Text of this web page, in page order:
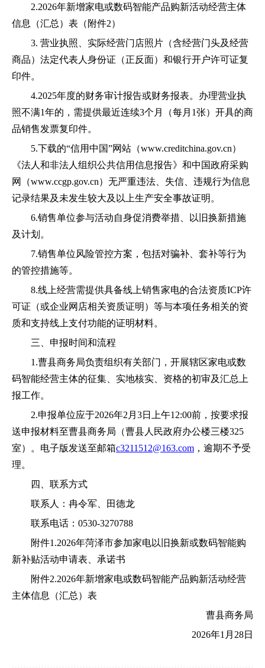
2.2026年新增家电或数码智能产品购新活动经营主体
信息
（汇总）表（附件2）
3. 营业执照、 实际经营门店照片（含经营门头及经营
商品） 法定代表人身份证（正反面）和银行开户许可证复
印件。
4.2025年度的财务审计报告或财务报表。 办理营业执
照不满1年的，需提供最近连续3个月（每月1张）开具的商
品销售发票复印件。
5.下载的“信用中国”网站（www.creditchina.gov.cn）
《法人和非法人组织公共信用信息报告》和中国政府采购
网（www.ccgp.gov.cn） 无严重违法 失信 、违规行为信息
记录结果及 未发生较大及以上生产安全事故证明。
6.销售单位参与活动自身促消费举措、以旧换新措施
及计划 。
7.销售单位风险管控方案，包括对骗补、套补等行为
的管控措施等。
8.线上经营需提供具备线上销售家电的合法资质ICP许
可证（或企业网店相关资质证明）等与本项任务相关的资
质和支持线上支付功能的证明材料。
三、 申报时间和流程
1.曹县商务局负责组织有关部门，开展辖区家电或数
码智能经营主体的征集、实地核实、资格的初审及汇总上
报工作。
2.申报单位应于2026年2 月 3日 上午12:00前 ， 按要求报
送申报材料至曹县商务局（曹县人民政府办公楼三楼325
室）。电子版发送至邮箱c3211512@163.com ， 逾期不予受
理。
四、联系方式
联系人：冉令军、田德龙
联系电话： 0530-3270788
附件1.2026年菏泽市参加家电以旧换新或数码智能购
新补贴活动申请表 、承诺书
附件2.2026年新增家电或数码智能产品购新活动经营
主体信息
（汇总）表
曹县商务局
2026年1 月 28日